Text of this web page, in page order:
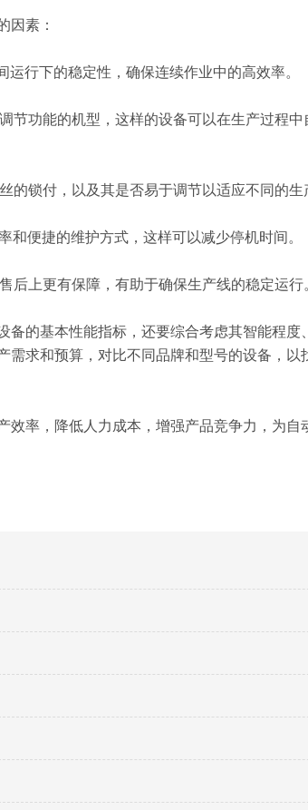
因素：
行下的稳定性，确保连续作业中的高效率。
功能的机型，这样的设备可以在生产过程中
锁付，以及其是否易于调节以适应不同的生
便捷的维护方式，这样可以减少停机时间。
上更有保障，有助于确保生产线的稳定运行。
的基本性能指标，还要综合考虑其智能程度
求和预算，对比不同品牌和型号的设备，以
率，降低人力成本，增强产品竞争力，为自